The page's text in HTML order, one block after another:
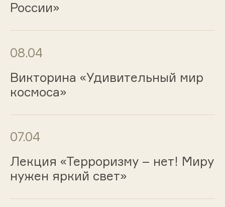
России»
08.04
Викторина «Удивительный мир
космоса»
07.04
Лекция «Терроризму – нет! Миру
нужен яркий свет»